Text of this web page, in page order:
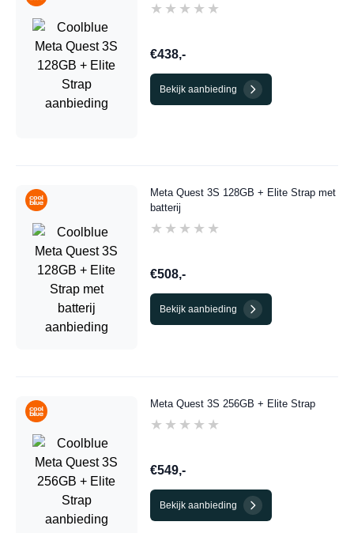
★★★★★
★★★★★
€438,-
Bekijk aanbieding
Meta Quest 3S 128GB + Elite Strap met
batterij
★★★★★
★★★★★
€508,-
Bekijk aanbieding
Meta Quest 3S 256GB + Elite Strap
★★★★★
★★★★★
€549,-
Bekijk aanbieding